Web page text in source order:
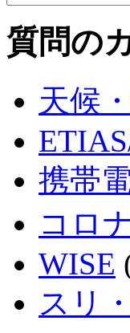
質問の
天候
携帯
コロ
WISE
スリ